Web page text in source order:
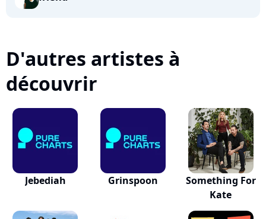
D'autres artistes à
découvrir
Jebediah Grinspoon
Something For
Kate